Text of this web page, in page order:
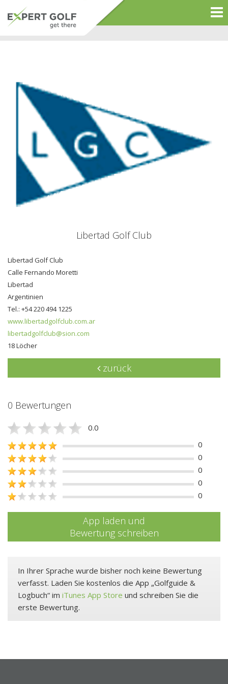
Libertad Golf Club
Libertad Golf Club
Calle Fernando Moretti
Libertad
Argentinien
Tel.: +54 220 494 1225
www.libertadgolfclub.com.ar
libertadgolfclub@sion.com
18 Löcher
zurück
0 Bewertungen
0.0
0
0
0
0
0
App laden und
Bewertung schreiben
In Ihrer Sprache wurde bisher noch keine Bewertung
verfasst. Laden Sie kostenlos die App „Golfguide &
Logbuch“ im iTunes App Store und schreiben Sie die
erste Bewertung.